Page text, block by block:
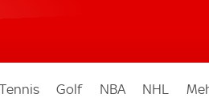
Tennis Golf NBA NHL